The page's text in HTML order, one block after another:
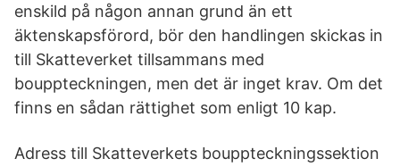
enskild på någon annan grund än ett
äktenskapsförord, bör den handlingen skickas in
till Skatteverket tillsammans med
bouppteckningen, men det är inget krav. Om det
finns en sådan rättighet som enligt 10 kap.
Adress till Skatteverkets bouppteckningssektion